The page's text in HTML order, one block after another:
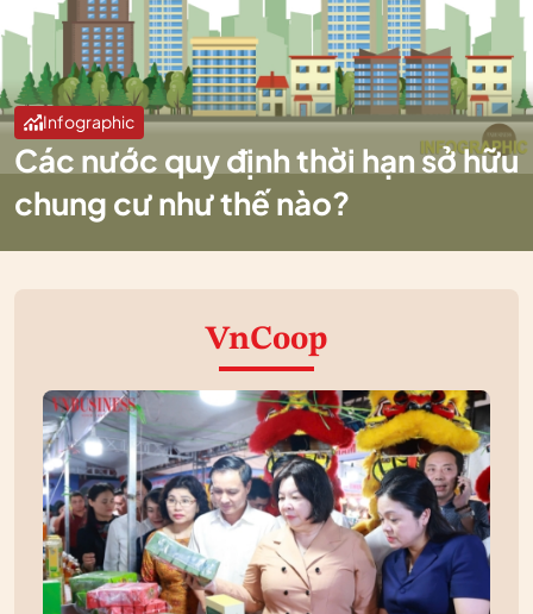
Infographic
Các nước quy định thời hạn sở hữu
chung cư như thế nào?
VnCoop